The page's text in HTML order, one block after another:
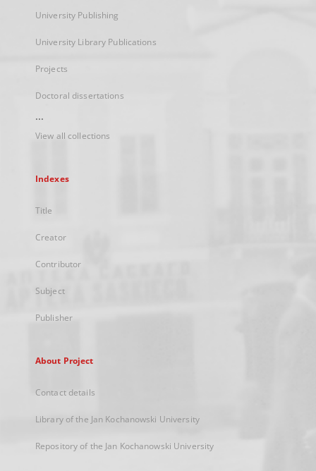
University Publishing
University Library Publications
Projects
Doctoral dissertations
...
View all collections
Indexes
Title
Creator
Contributor
Subject
Publisher
About Project
Contact details
Library of the Jan Kochanowski University
Repository of the Jan Kochanowski University